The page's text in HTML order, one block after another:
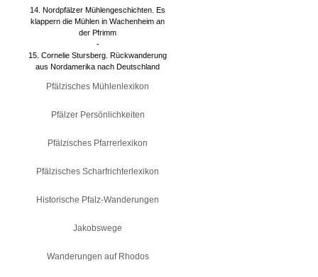
14. Nordpfälzer Mühlengeschichten. Es
klappern die Mühlen in Wachenheim an
der Pfrimm
-
15. Cornelie Stursberg. Rückwanderung
aus Nordamerika nach Deutschland
Pfälzisches Mühlenlexikon
Pfälzer Persönlichkeiten
Pfälzisches Pfarrerlexikon
Pfälzisches Scharfrichterlexikon
Historische Pfalz-Wanderungen
Jakobswege
Wanderungen auf Rhodos